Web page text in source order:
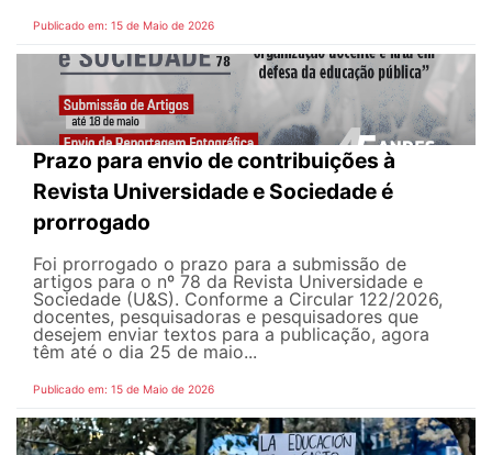
Publicado em: 15 de Maio de 2026
Prazo para envio de contribuições à
Revista Universidade e Sociedade é
prorrogado
Foi prorrogado o prazo para a submissão de
artigos para o nº 78 da Revista Universidade e
Sociedade (U&S). Conforme a Circular 122/2026,
docentes, pesquisadoras e pesquisadores que
desejem enviar textos para a publicação, agora
têm até o dia 25 de maio...
Publicado em: 15 de Maio de 2026